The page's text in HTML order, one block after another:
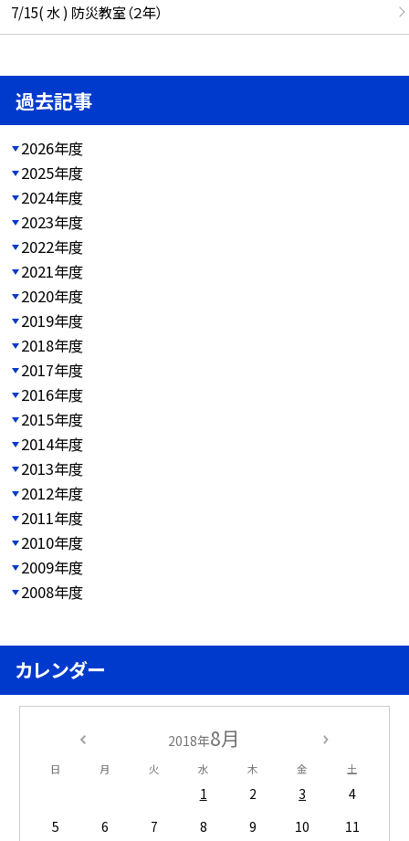
7/15( 水 ) 防災教室（２年）
過去記事
2026年度
2025年度
2024年度
2023年度
2022年度
2021年度
2020年度
2019年度
2018年度
2017年度
2016年度
2015年度
2014年度
2013年度
2012年度
2011年度
2010年度
2009年度
2008年度
カレンダー
2018年8月
日 月 火 水 木 金 土
1 2 3
4
5
6 7 8 9 10
11